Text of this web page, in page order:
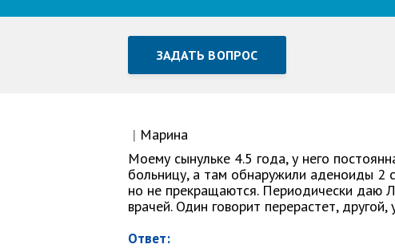
ЗАДАТЬ ВОПРОС
Как Вас зовут
| Марина
Моему сынульке 4.5 года, у него
больницу, а там обнаружили аденоиды 2
но не прекращаются. Периодически даю
врачей. Один говорит перерастет,
Ответ: